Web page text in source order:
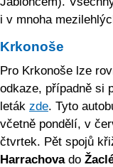
i v mnoha
Krkonoše
Pro Krkonoše lze
odkaze, případně si
leták zde. Tyto
včetně pondělí, v
čtvrtek. Pět spojů
Harrachovado